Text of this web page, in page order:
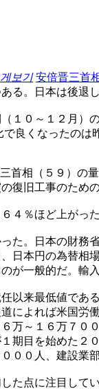
보기 安倍晋三首
る。日本は後退
１０～１２月
良くなったのは
首相（５９）
復旧工事のため
４％ほど上がっ
た。日本の財務
日本円の為替相
が一般的だ。輸
以来最低値であ
によれば米国労
万～１６万７
期目を始めた
００人、建設業
た点に注目して